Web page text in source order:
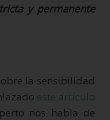
y permanente
la sensibilidad
este artículo
nos habla de